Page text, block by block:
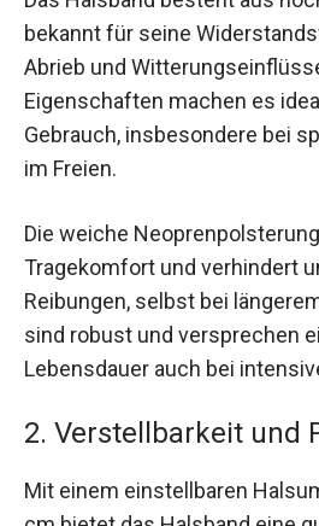
bekannt für seine
Abrieb und
Eigenschaften machen es
Gebrauch, insbesondere bei
im Freien.
Die weiche
Tragekomfort und verhindert
Reibungen, selbst bei
sind robust und versprechen
Lebensdauer auch bei
2. Verstellbarkeit und
Mit einem einstellbaren